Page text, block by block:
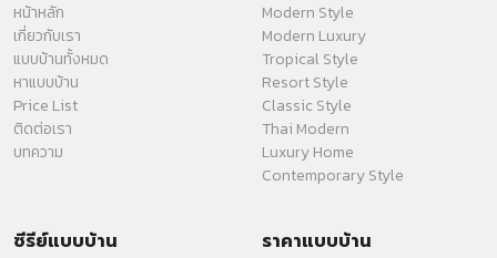
หน้าหลัก
เกี่ยวกับเรา
แบบบ้านทั้งหมด
หาแบบบ้าน
Price List
ติดต่อเรา
บทความ
Modern Style
Modern Luxury
Tropical Style
Resort Style
Classic Style
Thai Modern
Luxury Home
Contemporary Style
ซีรีย์แบบบ้าน ราคาแบบบ้าน